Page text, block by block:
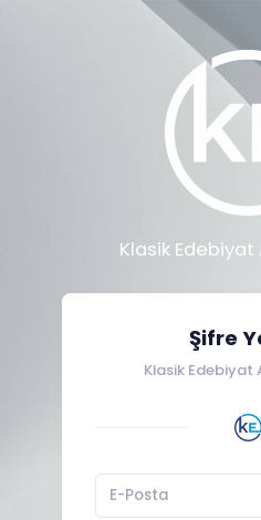
Klasik Edebiyat
Şifre
Klasik Edebiyat